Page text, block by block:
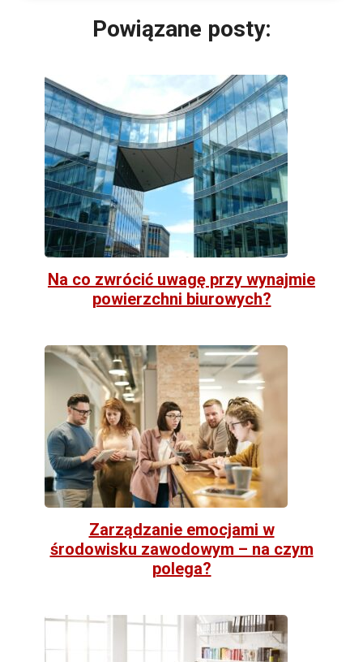
Powiązane posty:
Na co zwrócić uwagę przy wynajmie
powierzchni biurowych?
Zarządzanie emocjami w
środowisku zawodowym – na czym
polega?